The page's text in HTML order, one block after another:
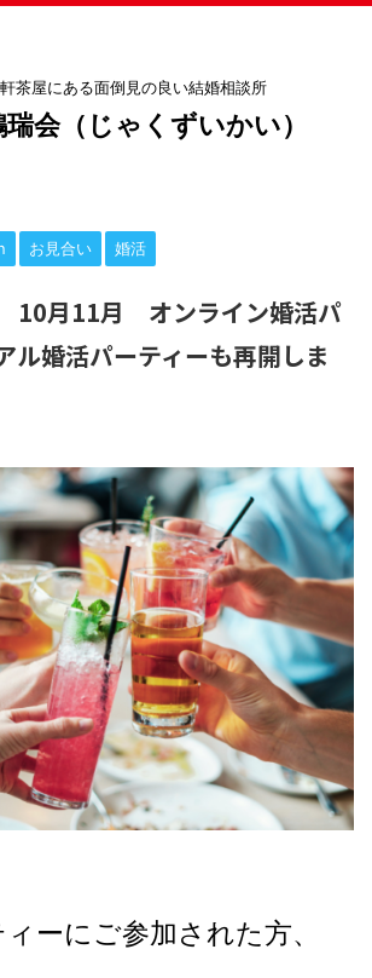
茶屋にある面倒見の良い結婚相談所
会（じゃくずいかい）
お見合い 婚活
10月11月 オンライン婚活パ
ル婚活パーティーも再開しま
ーにご参加された方、